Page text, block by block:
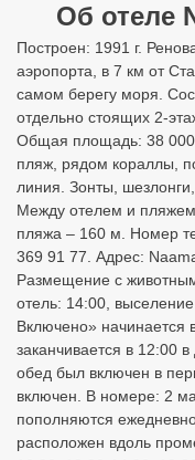
Об отеле
Построен: 1991 г.
аэропорта, в 7 км от
самом берегу моря.
отдельно стоящих 2-
Общая площадь: 38
пляж, рядом кораллы,
линия. Зонты,
Между отелем и
пляжа – 160 м. Номер
369 91 77. Адрес:
Размещение с
отель: 14:00,
Включено» начинается
заканчивается в 12:00
обед был включен в
включен. В номере: 2
пополняются
расположен вдоль